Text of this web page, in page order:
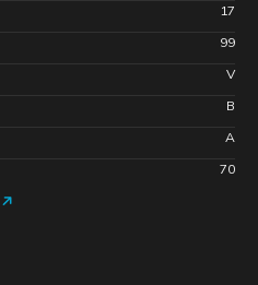
17
99
V
B
A
70